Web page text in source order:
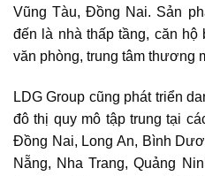
Vũng Tàu, Đồng Nai. Sản
đến là nhà thấp tầng, căn
văn phòng, trung tâm thương
LDG Group cũng phát triển
đô thị quy mô tập trung tại
Đồng Nai, Long An, Bình
Nẵng, Nha Trang, Quảng